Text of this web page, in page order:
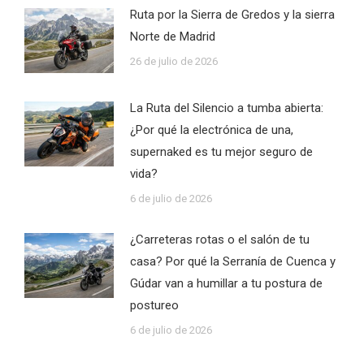
Ruta por la Sierra de Gredos y la sierra
Norte de Madrid
26 de julio de 2026
La Ruta del Silencio a tumba abierta:
¿Por qué la electrónica de una,
supernaked es tu mejor seguro de
vida?
6 de julio de 2026
¿Carreteras rotas o el salón de tu
casa? Por qué la Serranía de Cuenca y
Gúdar van a humillar a tu postura de
postureo
6 de julio de 2026